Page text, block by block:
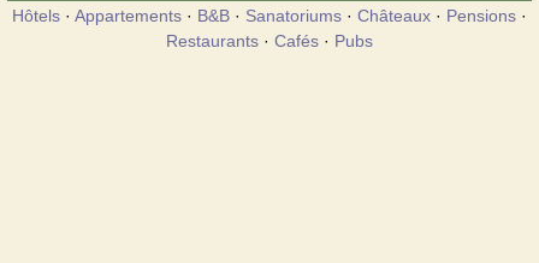
Hôtels · Appartements · B&B · Sanatoriums · Châteaux · Pensions ·
Restaurants · Cafés · Pubs